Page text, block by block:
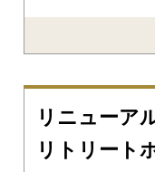
リニューア
リトリート